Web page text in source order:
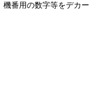
機番用の数字等をデカー